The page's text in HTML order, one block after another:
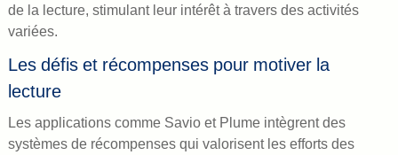
de la lecture, stimulant leur intérêt à travers des activités
variées.
Les défis et récompenses pour motiver la
lecture
Les applications comme Savio et Plume intègrent des
systèmes de récompenses qui valorisent les efforts des